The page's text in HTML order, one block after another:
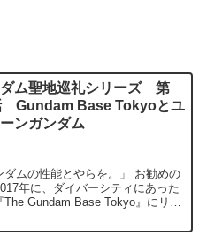
ダム聖地巡礼シリーズ 第
Gundam Base Tokyoとユ
ンガンダム
性能とやらを。」 お勧めの
The Gundam Base Tokyo』にリニ